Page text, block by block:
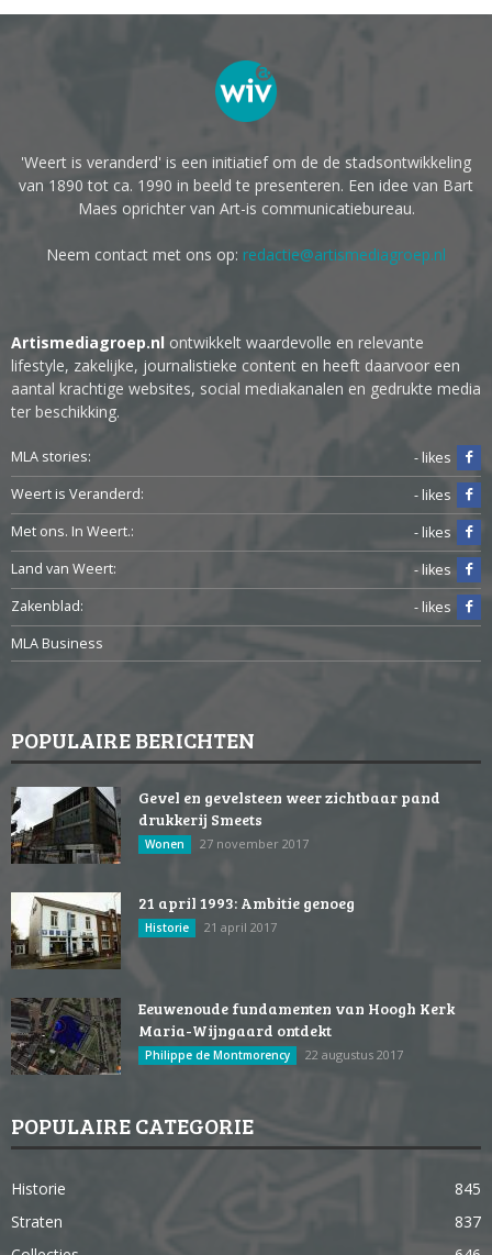
'Weert is veranderd' is een initiatief om de de stadsontwikkeling
van 1890 tot ca. 1990 in beeld te presenteren. Een idee van Bart
Maes oprichter van Art-is communicatiebureau.
Neem contact met ons op: redactie@artismediagroep.nl
Artismediagroep.nl ontwikkelt waardevolle en relevante
lifestyle, zakelijke, journalistieke content en heeft daarvoor een
aantal krachtige websites, social mediakanalen en gedrukte media
ter beschikking.
MLA stories:
- likes
Weert is Veranderd:
- likes
Met ons. In Weert.:
- likes
Land van Weert:
- likes
Zakenblad:
- likes
MLA Business
POPULAIRE BERICHTEN
Gevel en gevelsteen weer zichtbaar pand
drukkerij Smeets
Wonen 27 november 2017
21 april 1993: Ambitie genoeg
Historie 21 april 2017
Eeuwenoude fundamenten van Hoogh Kerk
Maria-Wijngaard ontdekt
Philippe de Montmorency 22 augustus 2017
POPULAIRE CATEGORIE
Historie
845
Straten
837